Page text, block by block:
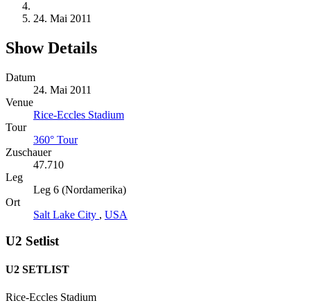
24. Mai 2011
Show Details
Datum
24. Mai 2011
Venue
Rice-Eccles Stadium
Tour
360° Tour
Zuschauer
47.710
Leg
Leg 6 (Nordamerika)
Ort
Salt Lake City , USA
U2 Setlist
U2 SETLIST
Rice-Eccles Stadium